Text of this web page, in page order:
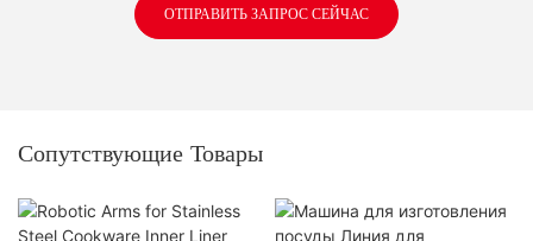
ОТПРАВИТЬ ЗАПРОС СЕЙЧАС
Сопутствующие Товары